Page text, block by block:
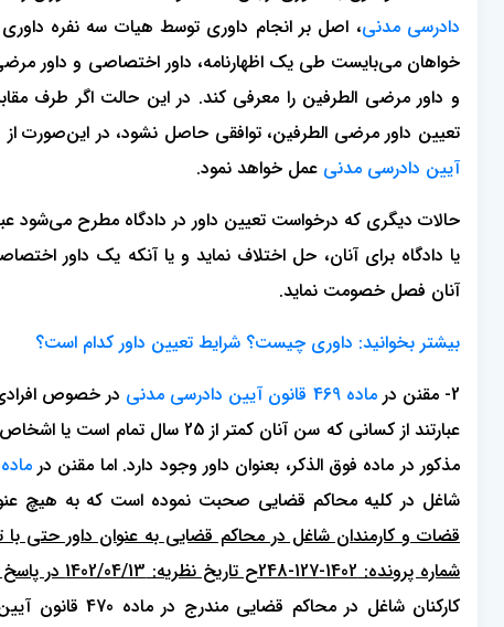
دادرسی مدنی، اصل بر انجام داوری توسط هیات سه نفره
خواهان می‌بایست طی یک اظهارنامه، داور اختصاصی و داور
و داور مرضی الطرفین را معرفی کند. در این حالت اگر طرف
تعیین داور مرضی الطرفین، توافقی حاصل نشود، در این‌صورت
آیین دادرسی مدنی عمل خواهد نمود.
حالات دیگری که درخواست تعیین داور در دادگاه مطرح می‌شود
یا دادگاه برای آنان، حل اختلاف نماید و یا آنکه یک داور
آنان فصل خصومت نماید.
بیشتر بخوانید: داوری چیست؟ شرایط تعیین داور کدام است؟
2- مقنن در
ماده 469 قانون آیین دادرسی مدنی
در خصوص افرادی
عبارتند از کسانی که سن آنان
مذکور در ماده فوق الذکر، بعنوان داور وجود دارد. اما مقنن درماده 470 قانون آیین دادرسی مدنی
شاغل در کلیه محاکم قضایی صحبت نموده است که به هیچ
شماره پرونده: 1402-127-248ح تاریخ نظریه: 1402/04/13 در پاسخ به پرسش: